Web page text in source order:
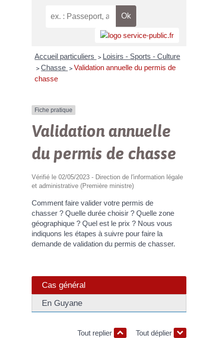
Accueil particuliers > Loisirs - Sports - Culture
> Chasse > Validation annuelle du permis de
chasse
Fiche pratique
Validation annuelle
du permis de chasse
Vérifié le 02/05/2023 - Direction de l'information légale
et administrative (Première ministre)
Comment faire valider votre permis de
chasser ? Quelle durée choisir ? Quelle zone
géographique ? Quel est le prix ? Nous vous
indiquons les étapes à suivre pour faire la
demande de validation du permis de chasser.
Cas général
En Guyane
Tout replier Tout déplier